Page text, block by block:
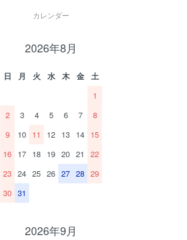
カレンダー
2026年8月
日 月 火 水 木 金
土
1
2
3 4 5 6 7
8
9
10 11 12 13 14 15
16 17 18 19 20 21
22
23 24 25 26 27 28 29
30 31
2026年9月